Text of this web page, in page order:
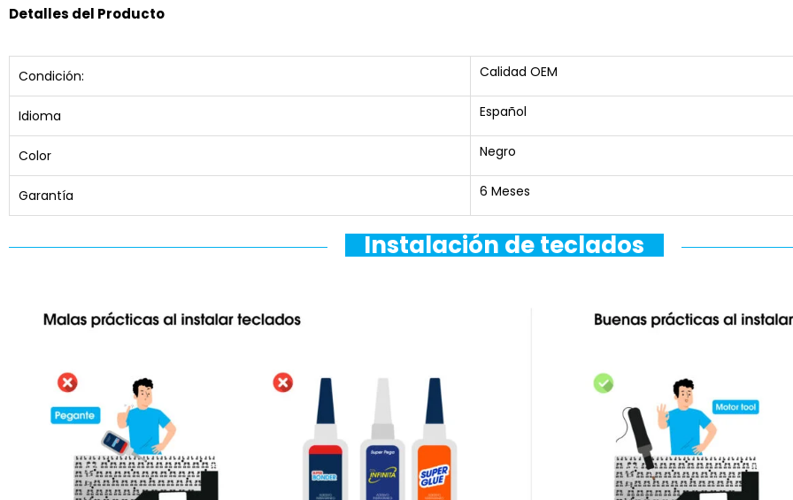
Detalles del Producto
Condición: Calidad OEM
Idioma Español
Color Negro
Garantía 6 Meses
Instalación de teclados